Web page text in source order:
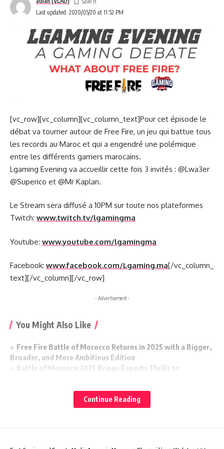
Last updated: 2020/05/20 at 11:52 PM
[vc_row][vc_column][vc_column_text]Pour cet épisode le
débat va tourner autour de Free Fire, un jeu qui battue tous
les records au Maroc et qui a engendré une polémique
entre les différents gamers marocains.
Lgaming Evening va accueillir cette fois 3 invités : @Lwa3er
@Superico et @Mr Kaplan.
Le Stream sera diffusé a 10PM sur toute nos plateformes
Twitch: www.twitch.tv/lgamingma
Youtube: www.youtube.com/lgamingma
Facebook: www.facebook.com/Lgaming.ma[/vc_column_
text][/vc_column][/vc_row]
- Advertisement -
You Might Also Like
Free Fire Battle of Morocco Returns in 2025 with a Bigger,
Broader, and More Ambitious Edition
Battle of Morocco 2025 Brings Esports Thrills to
Morocco Gaming Expo 2025 – The Second Edition
Continue Reading